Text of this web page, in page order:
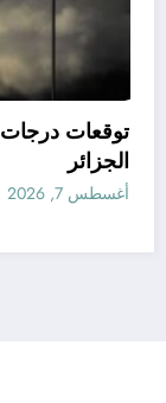
الجزائر في
مناخ خريف